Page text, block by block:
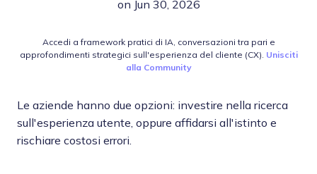
on Jun 30, 2026
Accedi a framework pratici di IA, conversazioni tra pari e
approfondimenti strategici sull'esperienza del cliente (CX). Unisciti
alla Community
Le aziende hanno due opzioni: investire nella ricerca
sull'esperienza utente, oppure affidarsi all'istinto e
rischiare costosi errori.